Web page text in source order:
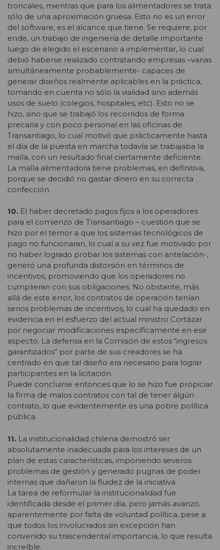
troncales, mientras que para los alimentadores se trata
sólo de una aproximación gruesa. Esto no es un error
del software, es el alcance que tiene. Se requiere, por
ende, un trabajo de ingeniería de detalle importante
luego de elegido el escenario a implementar, lo cual
debió haberse realizado contratando empresas –varias
simultáneamente probablemente- capaces de
generar diseños realmente aplicables en la práctica,
tomando en cuenta no sólo la vialidad sino además
usos de suelo (colegios, hospitales, etc). Esto no se
hizo, sino que se trabajó los recorridos de forma
precaria y con poco personal en las oficinas de
Transantiago, lo cual motivó que prácticamente hasta
el día de la puesta en marcha todavía se trabajaba la
malla, con un resultado final ciertamente deficiente.
La malla alimentadora tiene problemas, en definitiva,
porque se decidió no gastar dinero en su correcta
confección.
10. El haber decretado pagos fijos a los operadores
para el comienzo de Transantiago – cuestión que se
hizo por el temor a que los sistemas tecnológicos de
pago no funcionaran, lo cual a su vez fue motivado por
no haber logrado probar los sistemas con antelación-,
generó una profunda distorsión en términos de
incentivos, promoviendo que los operadores no
cumplieran con sus obligaciones. No obstante, más
allá de este error, los contratos de operación tenían
serios problemas de incentivos, lo cual ha quedado en
evidencia en el esfuerzo del actual ministro Cortázar
por negociar modificaciones específicamente en ese
aspecto. La defensa en la Comisión de estos “ingresos
garantizados” por parte de sus creadores se ha
centrado en que tal diseño era necesario para lograr
participantes en la licitación.
Puede concluirse entonces que lo se hizo fue propiciar
la firma de malos contratos con tal de tener algún
contrato, lo que evidentemente es una pobre política
pública.
11. La institucionalidad chilena demostró ser
absolutamente inadecuada para los intereses de un
plan de estas características, imponiendo severos
problemas de gestión y generado pugnas de poder
internas que dañaron la fluidez de la iniciativa.
La tarea de reformular la institucionalidad fue
identificada desde el primer día, pero jamás avanzó,
aparentemente por falta de voluntad política, pese a
que todos los involucrados sin excepción han
convenido su trascendental importancia, lo que resulta
increíble.